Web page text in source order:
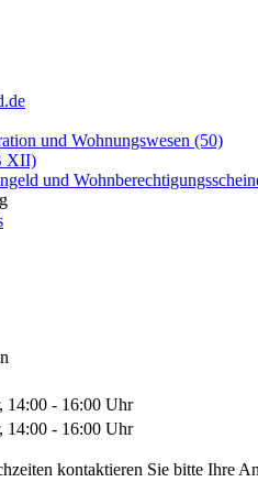
und Wohnungswesen (50)
XII)
und
14:00 - 16:00 Uhr
14:00 - 16:00 Uhr
kontaktieren Sie bitte Ihre